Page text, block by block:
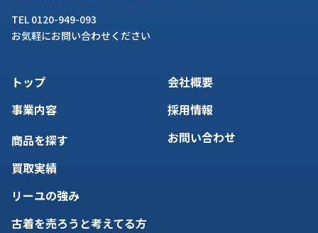
TEL 0120-949-093
お気軽にお問い合わせください
トップ
事業内容
商品を探す
買取実績
リーユの強み
古着を売ろうと考えてる方
会社概要
採用情報
お問い合わせ